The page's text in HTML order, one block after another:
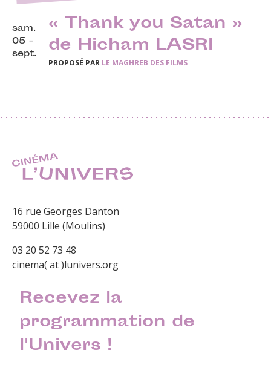
sam.
05 -
sept.
« Thank you Satan »
de Hicham LASRI
PROPOSÉ PAR LE MAGHREB DES FILMS
16 rue Georges Danton
59000 Lille (Moulins)
03 20 52 73 48
cinema( at )lunivers.org
Recevez la
programmation de
l'Univers !